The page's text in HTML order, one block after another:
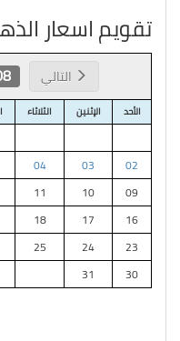
تقويم اسعار
التالي
الأحد الإثنين الثلاثاء
02
03
04
09
10
11
16
17
18
23
24
25
30
31